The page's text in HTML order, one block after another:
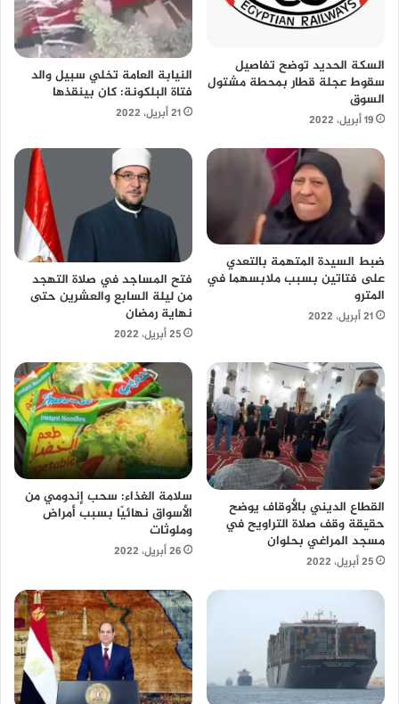
السكة الحديد توضح تفاصيل
سقوط عجلة قطار بمحطة مشتول
السوق
19 أبريل، 2022
النيابة العامة تخلي سبيل والد
فتاة البلكونة: كان بينقذها
21 أبريل، 2022
ضبط السيدة المتهمة بالتعدي
على فتاتين بسبب ملابسهما في
المترو
21 أبريل، 2022
فتح المساجد في صلاة التهجد
من ليلة السابع والعشرين حتى
نهاية رمضان
25 أبريل، 2022
القطاع الديني بالأوقاف يوضح
حقيقة وقف صلاة التراويح في
مسجد المراغي بحلوان
25 أبريل، 2022
سلامة الغذاء: سحب إندومي من
الأسواق نهائيًا بسبب أمراض
وملوثات
26 أبريل، 2022